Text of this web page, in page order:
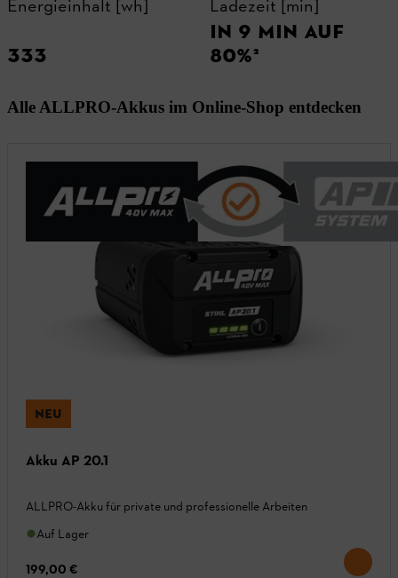
Energieinhalt [wh]
333
Ladezeit [min]
IN 9 MIN AUF
80%²
Alle ALLPRO-Akkus im Online-Shop entdecken
NEU
Akku AP 20.1
ALLPRO-Akku für private und professionelle Arbeiten
Auf Lager
199,00 €